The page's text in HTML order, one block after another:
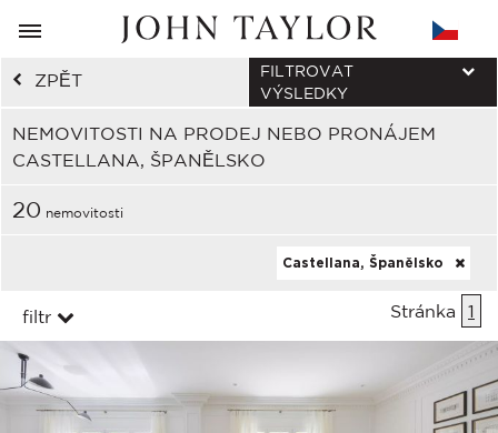
ZPĚT
NEMOVITOSTI NA PRODEJ NEBO PRONÁJEM
CASTELLANA, ŠPANĚLSKO
FILTROVAT
VÝSLEDKY
20 nemovitosti
Castellana, Španělsko
filtr Stránka 1